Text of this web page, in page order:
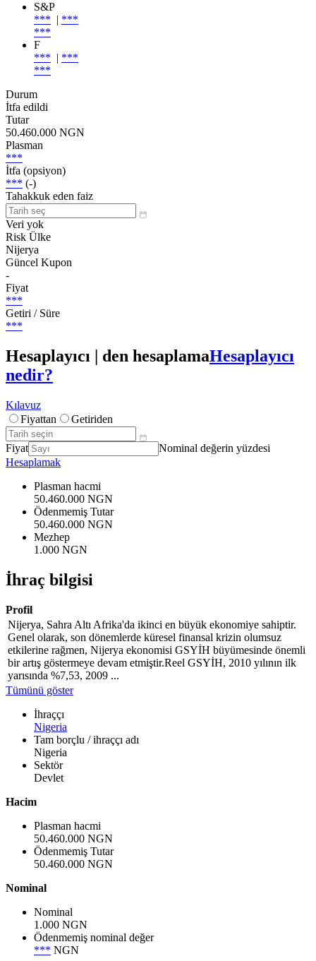
S&P
*** | ***
***
F
*** | ***
***
Durum
İtfa edildi
Tutar
50.460.000 NGN
Plasman
***
İtfa (opsiyon)
*** (-)
Tahakkuk eden faiz
Veri yok
Risk Ülke
Nijerya
Güncel Kupon
-
Fiyat
***
Getiri / Süre
***
Hesaplayıcı | den hesaplamaHesaplayıcı
nedir?
Kılavuz
Fiyattan
Getiriden
Fiyat
Nominal değerin yüzdesi
Hesaplamak
Plasman hacmi
50.460.000 NGN
Ödenmemiş Tutar
50.460.000 NGN
Mezhep
1.000 NGN
İhraç bilgisi
Profil
Nijerya, Sahra Altı Afrika'da ikinci en büyük ekonomiye sahiptir.
Genel olarak, son dönemlerde küresel finansal krizin olumsuz
etkilerine rağmen, Nijerya ekonomisi GSYİH büyümesinde önemli
bir artış göstermeye devam etmiştir.Reel GSYİH, 2010 yılının ilk
yarısında %7,53, 2009 ...
Tümünü göster
İhraççı
Nigeria
Tam borçlu / ihraççı adı
Nigeria
Sektör
Devlet
Hacim
Plasman hacmi
50.460.000 NGN
Ödenmemiş Tutar
50.460.000 NGN
Nominal
Nominal
1.000 NGN
Ödenmemiş nominal değer
*** NGN